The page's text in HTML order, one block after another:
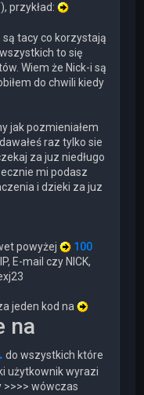
przykład:
tacy co korzystają
to się
Wiem że Nick-i są
do chwili kiedy
jak pozmieniałem
raz tylko sie
za juz niedługo
mi podasz
i dzieki za juz
powyżej
100
E-mail czy NICK,
jeden kod na
na
do wszystkich które
użytkownik wyrazi
>>>> wówczas